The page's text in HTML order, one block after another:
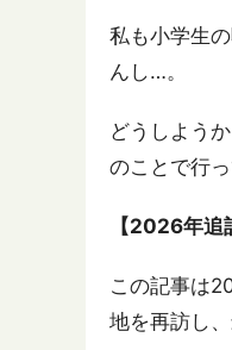
私も小学生
んし…。
どうしよう
のことで行
【2026年追
この記事は
地を再訪し